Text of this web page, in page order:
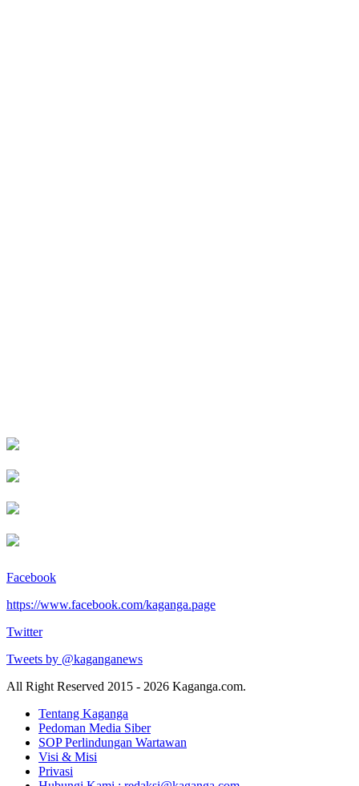
Facebook
https://www.facebook.com/kaganga.page
Twitter
Tweets by @kaganganews
All Right Reserved 2015 - 2026 Kaganga.com.
Tentang Kaganga
Pedoman Media Siber
SOP Perlindungan Wartawan
Visi & Misi
Privasi